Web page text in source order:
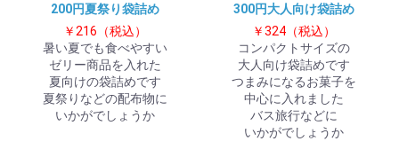
200円夏祭り袋詰め
￥216（税込）
暑い夏でも食べやすい
ゼリー商品を入れた
夏向けの袋詰めです
夏祭りなどの配布物に
いかがでしょうか
300円大人向け袋詰め
￥324（税込）
コンパクトサイズの
大人向け袋詰めです
つまみになるお菓子を
中心に入れました
バス旅行などに
いかがでしょうか